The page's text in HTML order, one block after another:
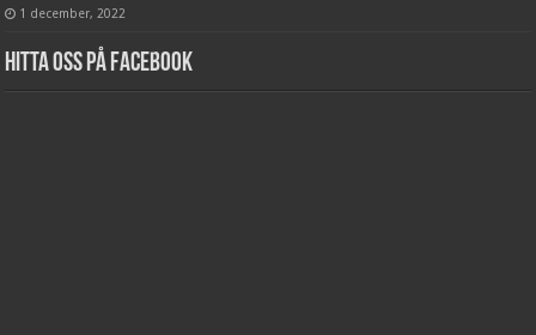
1 december, 2022
Hitta oss på Facebook